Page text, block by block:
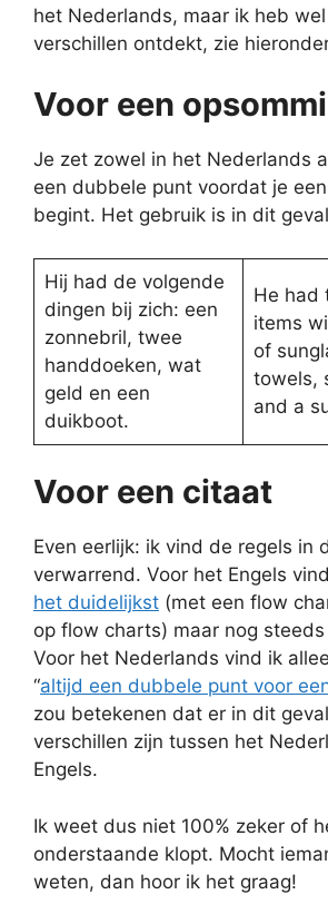
het Nederlands, maar ik heb
verschillen ontdekt, zie
Voor een
Je zet zowel in het Nederlands
een dubbele punt voordat je
begint. Het gebruik is in dit
Hij had de volgende
dingen bij zich: een
zonnebril, twee
handdoeken, wat
geld en een
duikboot.
He had
items
of
towels,
and a
Voor een citaat
Even eerlijk: ik vind de regels in
verwarrend. Voor het Engels
het duidelijkst (met een flow
op flow charts) maar nog
Voor het Nederlands vind ik
“altijd een dubbele punt voor
zou betekenen dat er in dit
verschillen zijn tussen het
Engels.
Ik weet dus niet 100% zeker of
onderstaande klopt. Mocht
weten, dan hoor ik het graag!